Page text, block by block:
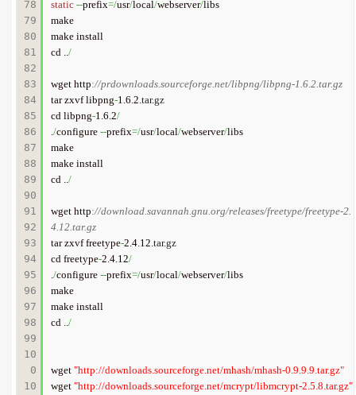
78
79
80
81
82
83
84
85
86
87
88
89
90
91
92
93
94
95
96
97
98
99
10
0
10
static --prefix=/usr/local/webserver/libs
make
make install
cd ../
wget http://prdownloads.sourceforge.net/libpng/libpng-1.6.2.tar.gz
tar zxvf libpng-1.6.2.tar.gz
cd libpng-1.6.2/
./configure --prefix=/usr/local/webserver/libs
make
make install
cd ../
wget http://download.savannah.gnu.org/releases/freetype/freetype-2.
4.12.tar.gz
tar zxvf freetype-2.4.12.tar.gz
cd freetype-2.4.12/
./configure --prefix=/usr/local/webserver/libs
make
make install
cd ../
wget "http://downloads.sourceforge.net/mhash/mhash-0.9.9.9.tar.gz"
wget "http://downloads.sourceforge.net/mcrypt/libmcrypt-2.5.8.tar.gz"